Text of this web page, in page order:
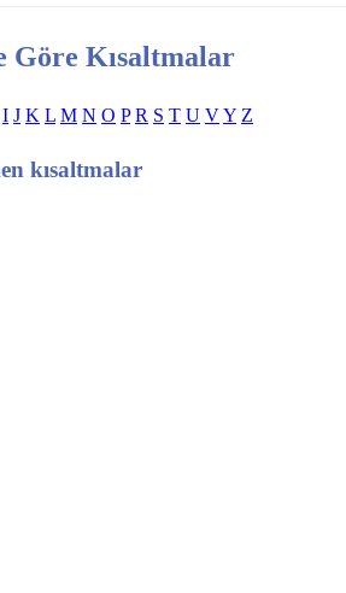
Göre Kısaltmalar
I J K L M N O P R S T U VY Z
kısaltmalar